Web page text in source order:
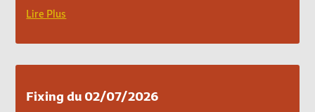
Lire Plus
Fixing du 02/07/2026